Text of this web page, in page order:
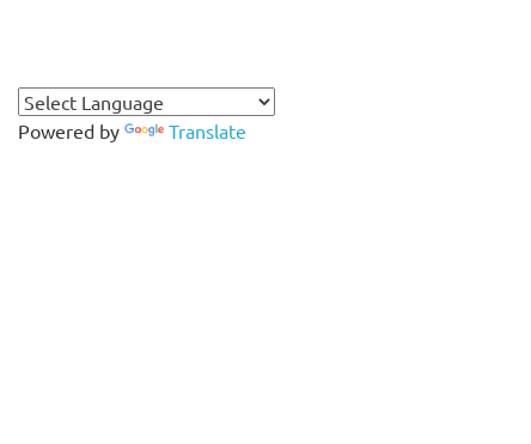
Powered by Translate